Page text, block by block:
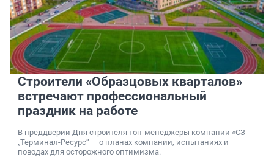
Строители «Образцовых кварталов»
встречают профессиональный
праздник на работе
В преддверии Дня строителя топ-менеджеры компании «СЗ
„Терминал-Ресурс“ — о планах компании, испытаниях и
поводах для осторожного оптимизма.